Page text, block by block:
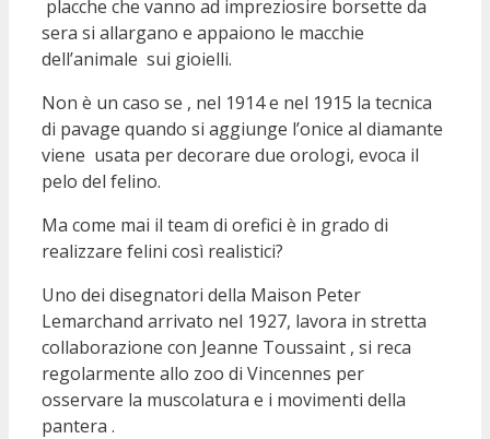
placche che vanno ad impreziosire borsette da
sera si allargano e appaiono le macchie
dell’animale sui gioielli.
Non è un caso se , nel 1914 e nel 1915 la tecnica
di pavage quando si aggiunge l’onice al diamante
viene usata per decorare due orologi, evoca il
pelo del felino.
Ma come mai il team di orefici è in grado di
realizzare felini così realistici?
Uno dei disegnatori della Maison Peter
Lemarchand arrivato nel 1927, lavora in stretta
collaborazione con Jeanne Toussaint , si reca
regolarmente allo zoo di Vincennes per
osservare la muscolatura e i movimenti della
pantera .